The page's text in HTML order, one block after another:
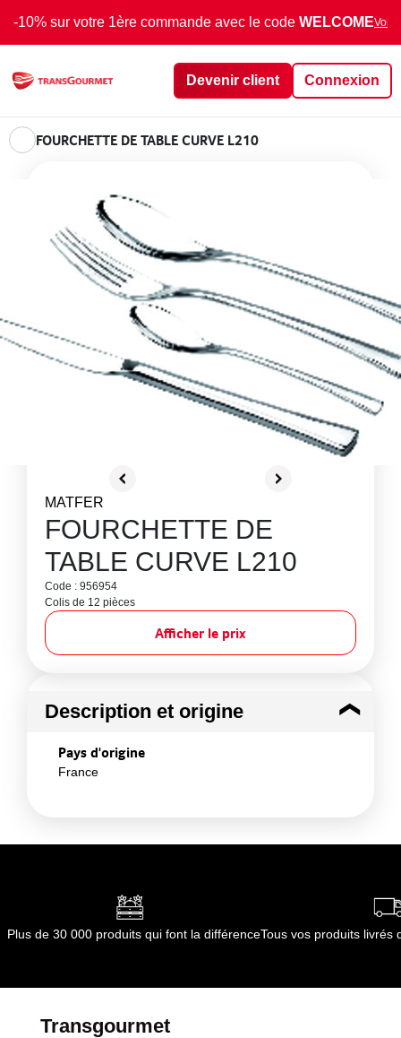
-10% sur votre 1ère commande avec le code WELCOMEVoir
Devenir client Connexion
FOURCHETTE DE TABLE CURVE L210
MATFER
FOURCHETTE DE
TABLE CURVE L210
Code : 956954
Colis de 12 pièces
Afficher le prix
Description et origine
Pays d'origine
France
Plus de 30 000 produits qui font la différenceTous vos produits livrés
Transgourmet